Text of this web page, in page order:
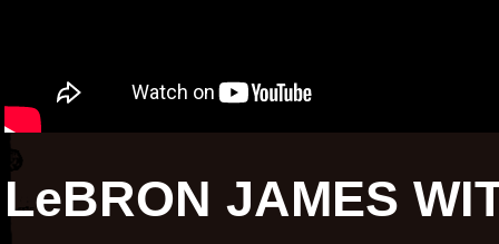
LeBRON JAMES